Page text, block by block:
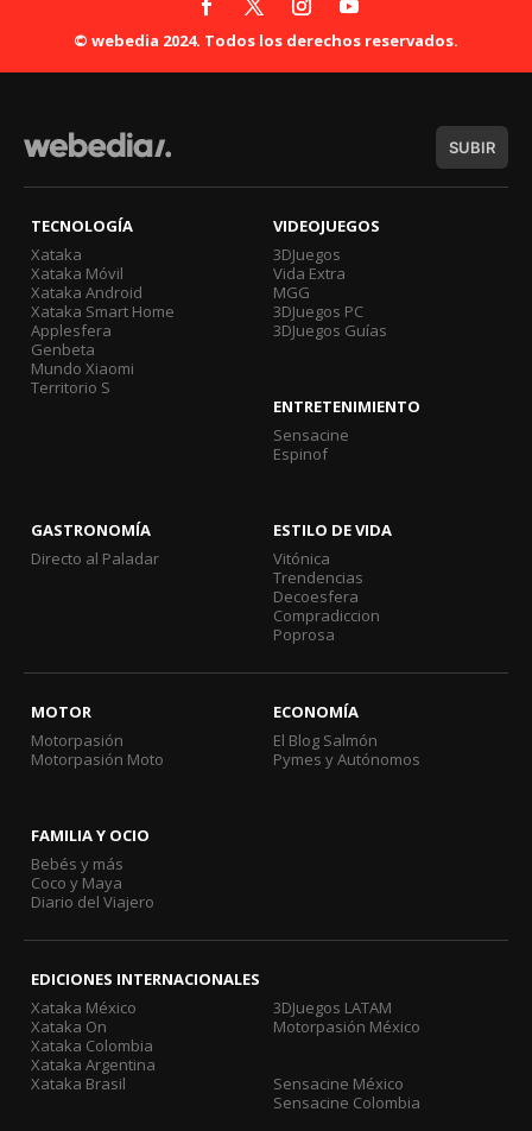
© webedia 2024. Todos los derechos reservados.
SUBIR
TECNOLOGÍA
Xataka
Xataka Móvil
Xataka Android
Xataka Smart Home
Applesfera
Genbeta
Mundo Xiaomi
Territorio S
VIDEOJUEGOS
3DJuegos
Vida Extra
MGG
3DJuegos PC
3DJuegos Guías
ENTRETENIMIENTO
Sensacine
Espinof
GASTRONOMÍA
Directo al Paladar
ESTILO DE VIDA
Vitónica
Trendencias
Decoesfera
Compradiccion
Poprosa
MOTOR
Motorpasión
Motorpasión Moto
ECONOMÍA
El Blog Salmón
Pymes y Autónomos
FAMILIA Y OCIO
Bebés y más
Coco y Maya
Diario del Viajero
EDICIONES INTERNACIONALES
Xataka México
Xataka On
Xataka Colombia
Xataka Argentina
Xataka Brasil
3DJuegos LATAM
Motorpasión México
Sensacine México
Sensacine Colombia